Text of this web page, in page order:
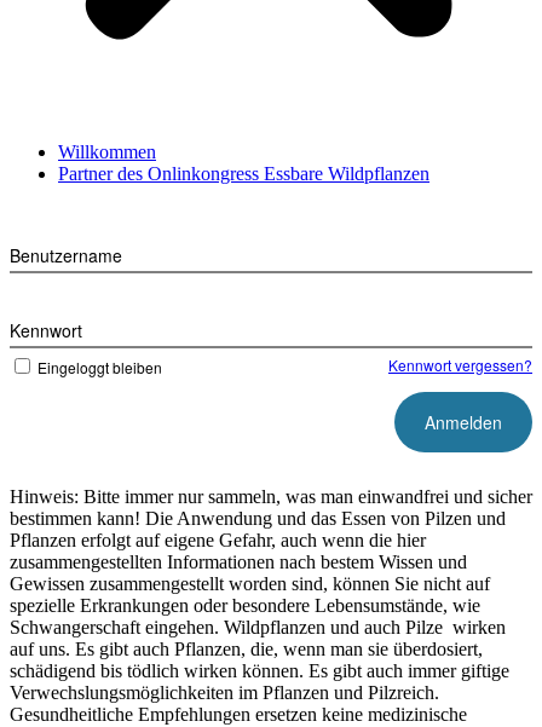
Willkommen
Partner des Onlinkongress Essbare Wildpflanzen
Benutzername
Kennwort
Eingeloggt bleiben Kennwort vergessen?
Hinweis: Bitte immer nur sammeln, was man einwandfrei und sicher
bestimmen kann! Die Anwendung und das Essen von Pilzen und
Pflanzen erfolgt auf eigene Gefahr, auch wenn die hier
zusammengestellten Informationen nach bestem Wissen und
Gewissen zusammengestellt worden sind, können Sie nicht auf
spezielle Erkrankungen oder besondere Lebensumstände, wie
Schwangerschaft eingehen. Wildpflanzen und auch Pilze wirken
auf uns. Es gibt auch Pflanzen, die, wenn man sie überdosiert,
schädigend bis tödlich wirken können. Es gibt auch immer giftige
Verwechslungsmöglichkeiten im Pflanzen und Pilzreich.
Gesundheitliche Empfehlungen ersetzen keine medizinische